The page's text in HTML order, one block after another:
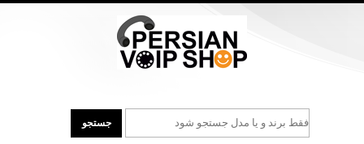
جست
و
جستجو